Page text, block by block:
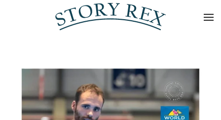
Skip to main content